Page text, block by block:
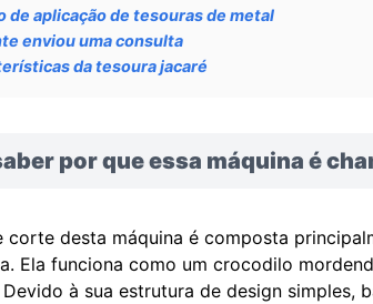
de aplicação de tesouras de metal
enviou uma consulta
da tesoura jacaré
por que essa máquina é
corte desta máquina é composta
Ela funciona como um crocodilo
à sua estrutura de design simples,